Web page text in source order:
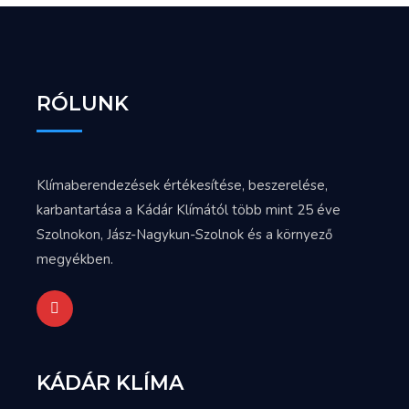
RÓLUNK
Klímaberendezések értékesítése, beszerelése,
karbantartása a Kádár Klímától több mint 25 éve
Szolnokon, Jász-Nagykun-Szolnok és a környező
megyékben.
KÁDÁR KLÍMA